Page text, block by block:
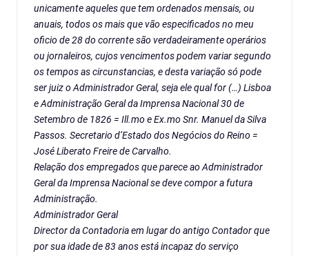
unicamente aqueles que tem ordenados mensais, ou
anuais, todos os mais que vão especificados no meu
oficio de 28 do corrente são verdadeiramente operários
ou jornaleiros, cujos vencimentos podem variar segundo
os tempos as circunstancias, e desta variação só pode
ser juiz o Administrador Geral, seja ele qual for (…) Lisboa
e Administração Geral da Imprensa Nacional 30 de
Setembro de 1826 = Ill.mo e Ex.mo Snr. Manuel da Silva
Passos. Secretario d’Estado dos Negócios do Reino =
José Liberato Freire de Carvalho.
Relação dos empregados que parece ao Administrador
Geral da Imprensa Nacional se deve compor a futura
Administração.
Administrador Geral
Director da Contadoria em lugar do antigo Contador que
por sua idade de 83 anos está incapaz do serviço